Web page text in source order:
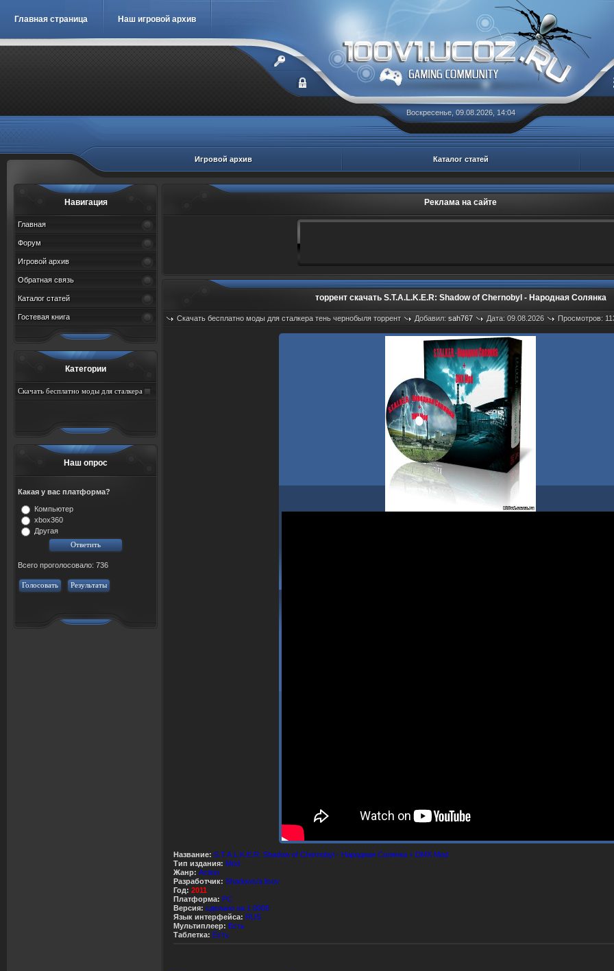
Главная страница Наш игровой архив
Воскресенье, 09.08.2026, 14:04
Игровой архив Каталог статей
Навигация
Главная
Форум
Игровой архив
Обратная связь
Каталог статей
Гостевая книга
Категории
Скачать бесплатно моды для сталкера
Наш опрос
Какая у вас платформа?
Компьютер
xbox360
Другая
Всего проголосовало: 736
Голосовать Результаты
Реклама на сайте
торрент скачать S.T.A.L.K.E.R: Shadow of Chernobyl - Народная Солянка
Скачать бесплатно моды для сталкера тень чернобыля торрент Добавил: sah767 Дата: 09.08.2026 Просмотров:
Название: S.T.A.L.K.E.R: Shadow of Chernobyl - Народная Солянка + DMX Mod
Тип издания: Mod
Жанр: Action
Разработчик: Shadows/a.lisov
Год: 2011
Платформа: PC
Версия: сделано на 1.0006
Язык интерфейса: RUS
Мультиплеер: Есть
Таблетка: Есть